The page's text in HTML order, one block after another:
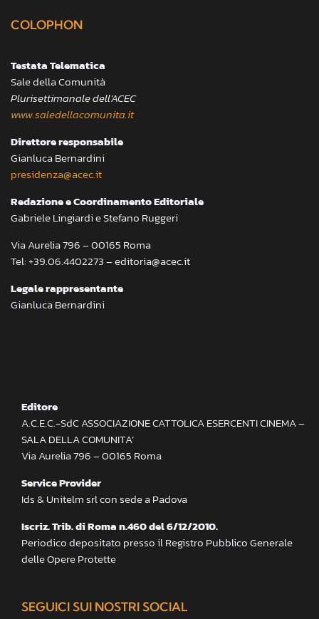
COLOPHON
Testata Telematica
Sale della Comunità
Plurisettimanale dell’ACEC
www.saledellacomunita.it
Direttore responsabile
Gianluca Bernardini
presidenza@acec.it
Redazione e Coordinamento Editoriale
Gabriele Lingiardi e Stefano Ruggeri
Via Aurelia 796 – 00165 Roma
Tel: +39.06.4402273 – editoria@acec.it
Legale rappresentante
Gianluca Bernardini
Editore
A.C.E.C.-SdC ASSOCIAZIONE CATTOLICA ESERCENTI CINEMA –
SALA DELLA COMUNITA’
Via Aurelia 796 – 00165 Roma
Service Provider
Ids & Unitelm srl con sede a Padova
Iscriz. Trib. di Roma n.460 del 6/12/2010.
Periodico depositato presso il Registro Pubblico Generale
delle Opere Protette
SEGUICI SUI NOSTRI SOCIAL